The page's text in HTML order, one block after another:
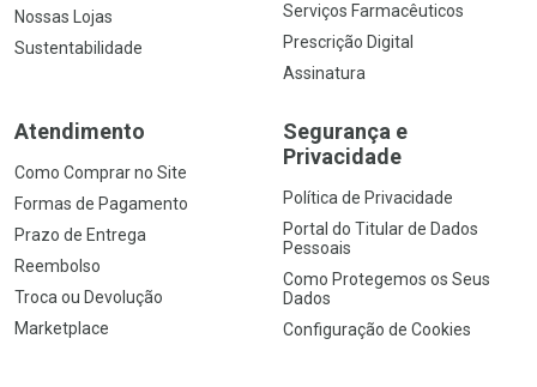
Nossas Lojas
Sustentabilidade
Serviços Farmacêuticos
Prescrição Digital
Assinatura
Atendimento
Como Comprar no Site
Formas de Pagamento
Prazo de Entrega
Reembolso
Troca ou Devolução
Marketplace
Segurança e
Privacidade
Política de Privacidade
Portal do Titular de Dados
Pessoais
Como Protegemos os Seus
Dados
Configuração de Cookies